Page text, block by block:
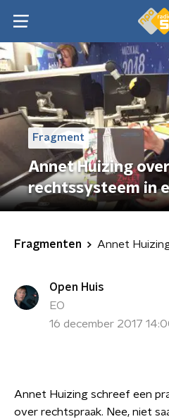
Fragment
Annet Huizing
rechtssysteem in
Fragmenten
Open Huis
EO
16 december 2017
Annet Huizing schreef een
over rechtspraak. Nee, niet